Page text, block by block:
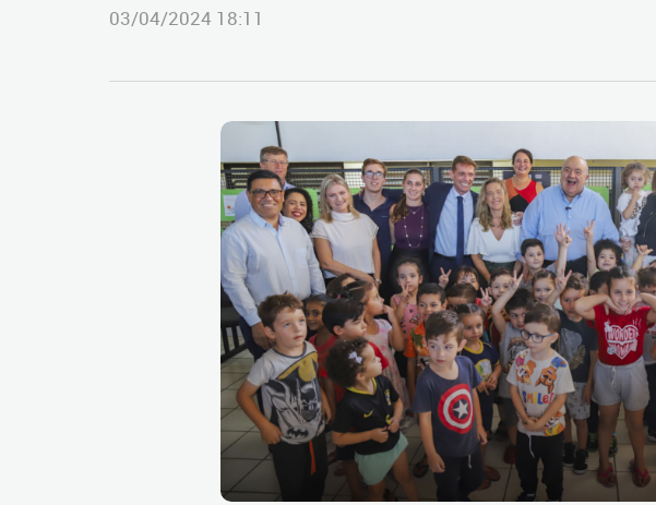
03/04/2024 18:11